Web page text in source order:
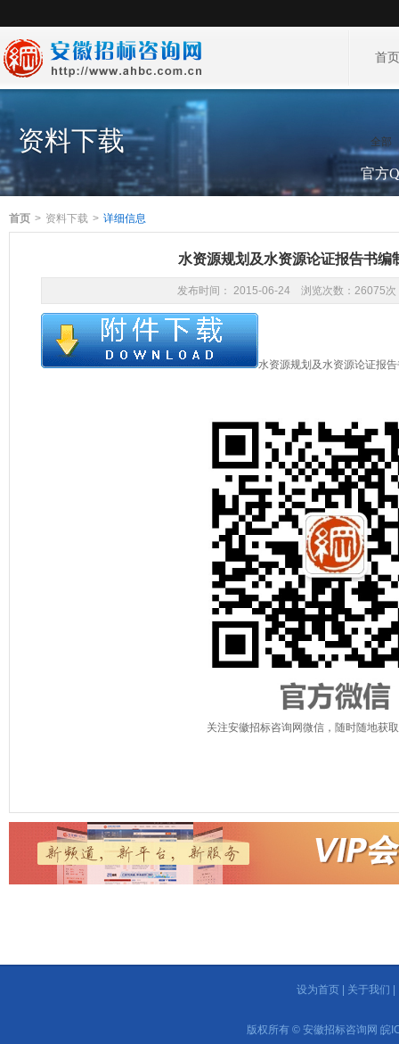
首
资料下载 全部
官方
首页 > 资料下载 > 详细信息
水资源规划及水资源论证报告书编
发布时间： 2015-06-24 浏览次数：26075次
水资源规划及水资源论证报
关注安徽招标咨询网微信，随时随地获
设为首页 关于我们
版权所有 © 安徽招标咨询网 皖